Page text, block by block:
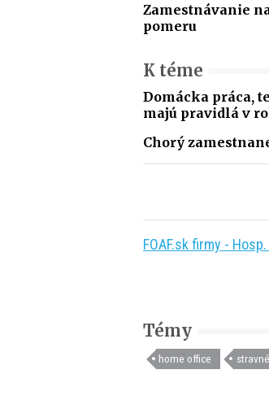
Zamestnávanie
pomeru
K téme
Domácka práca,
majú pravidlá v
Chorý
FOAF.sk firmy -
Témy
home office stravné